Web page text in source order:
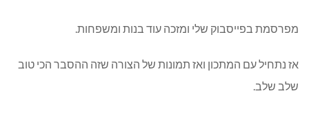
מפרסמת בפייסבוק שלי ומזכה עוד בנות ומשפחות.
אז נתחיל עם המתכון ואז תמונות של הצורה שזה ההסבר הכי טוב
שלב שלב.